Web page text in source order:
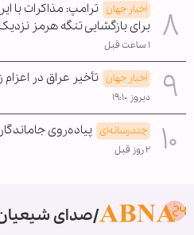
اخبار جهان ترامپ: مذاکرات با
برای بازگشایی تنگه هرمز
۱ ساعت قبل
اخبار جهان تأخیر عراق در اعزام
دیروز ۱۹:۱۰
چندرسانه‌ای پیاده‌روی
۲ روز قبل
صدای